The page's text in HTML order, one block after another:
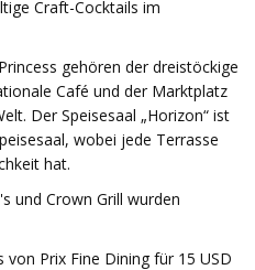
Craft-Cocktails im
gehören der dreistöckige
Café und der Marktplatz
Der Speisesaal „Horizon“ ist
wobei jede Terrasse
hat.
und Crown Grill wurden
Prix Fine Dining für 15 USD